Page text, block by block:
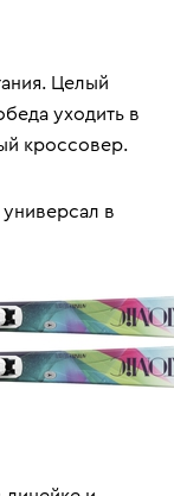
Целый
уходить в
кроссовер.
в